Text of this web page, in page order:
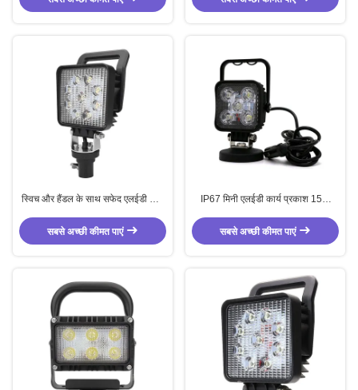
स्विच और हैंडल के साथ सफेद एलईडी कार्य
सबसे अच्छी कीमत पाएं
IP67 मिनी एलईडी कार्य प्रकाश 15W
सबसे अच्छी कीमत पाएं